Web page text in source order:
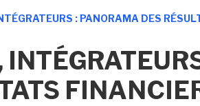
: PANORAMA DES